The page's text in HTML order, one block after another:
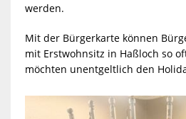
werden.
Mit der Bürgerkarte können
mit Erstwohnsitz in Haßloch so
möchten unentgeltlich den